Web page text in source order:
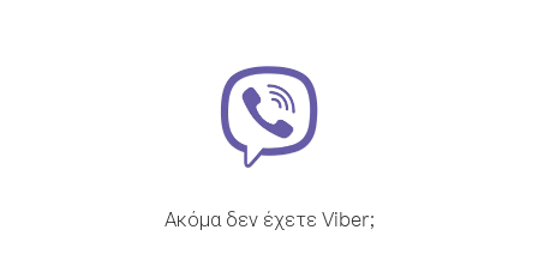
Ακόμα δεν έχετε Viber;